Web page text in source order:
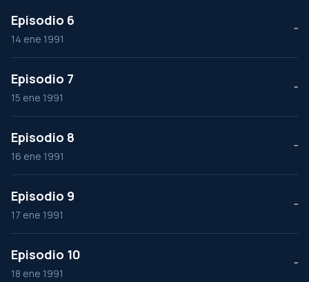
Episodio 6
14 ene 1991
--
Episodio 7
15 ene 1991
--
Episodio 8
16 ene 1991
--
Episodio 9
17 ene 1991
--
Episodio 10
18 ene 1991
--